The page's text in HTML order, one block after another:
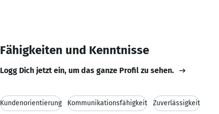
Fähigkeiten und Kenntnisse
Logg Dich jetzt ein, um das ganze Profil zu sehen.
Kundenorientierung Kommunikationsfähigkeit Zuverlässigkeit